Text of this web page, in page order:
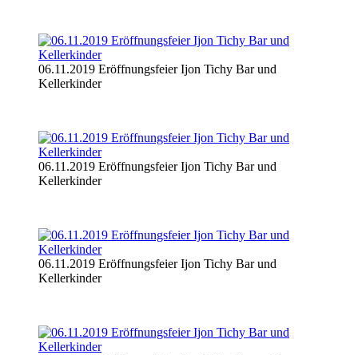
06.11.2019 Eröffnungsfeier Ijon Tichy Bar und
Kellerkinder
06.11.2019 Eröffnungsfeier Ijon Tichy Bar und
Kellerkinder
06.11.2019 Eröffnungsfeier Ijon Tichy Bar und
Kellerkinder